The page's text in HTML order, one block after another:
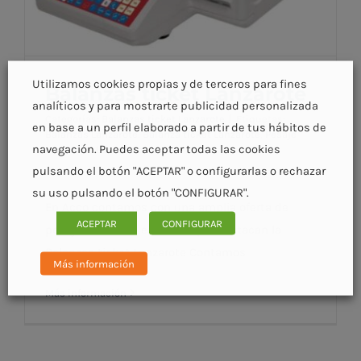
Balanzas ticket Lanzarote
Balanzas ticket Lanzarote
Balanzas Lanzarote,Balanza ticket Lanzarote, Pesaje
comercial Lanzarote
pesaje comecial, entre las que destacan la
Balanzas ticket Lanzarote Contamos
Más información
Utilizamos cookies propias y de terceros para fines
analíticos y para mostrarte publicidad personalizada
en base a un perfil elaborado a partir de tus hábitos de
navegación. Puedes aceptar todas las cookies
pulsando el botón "ACEPTAR" o configurarlas o rechazar
su uso pulsando el botón "CONFIGURAR".
ACEPTAR CONFIGURAR
Más información